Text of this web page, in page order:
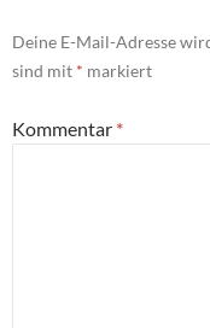
Deine E-Mail-Adresse
sind mit * markiert
Kommentar *